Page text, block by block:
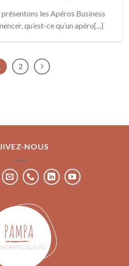
les Apéros Business
qu’est-ce qu’un apéro[...]
2
NOUS